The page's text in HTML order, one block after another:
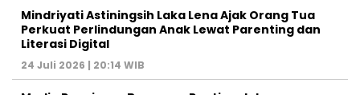
Mindriyati Astiningsih Laka Lena Ajak Orang Tua
Perkuat Perlindungan Anak Lewat Parenting dan
Literasi Digital
24 Juli 2026 | 20:14 WIB